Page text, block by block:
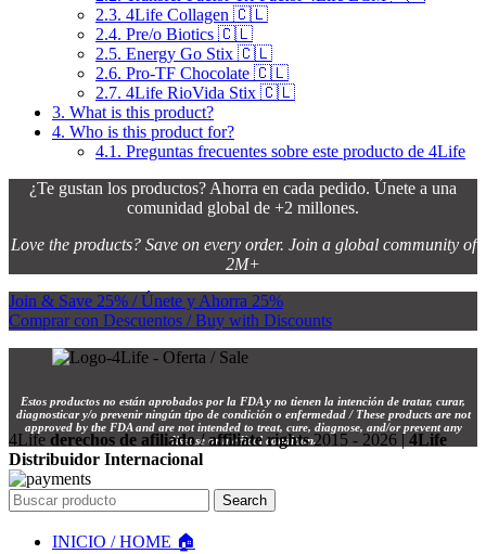
2.3. 4Life Collagen 🇨🇱
2.4. Pre/o Biotics 🇨🇱
2.5. Energy Go Stix 🇨🇱
2.6. Pro-TF Chocolate 🇨🇱
2.7. 4Life RioVida Stix 🇨🇱
3. What is this product?
4. Who is this product for?
4.1. Preguntas frecuentes sobre este producto de 4Life
¿Te gustan los productos? Ahorra en cada pedido. Únete a una
comunidad global de +2 millones.
Love the products? Save on every order. Join a global community of
2M+
Join & Save 25% / Únete y Ahorra 25%
Comprar con Descuentos / Buy with Discounts
Estos productos no están aprobados por la FDA y no tienen la intención de tratar, curar,
diagnosticar y/o prevenir ningún tipo de condición o enfermedad / These products are not
approved by the FDA and are not intended to treat, cure, diagnose, and/or prevent any
disease or medical condition.
4Life derechos de afiliado / affiliate rights 2015 - 2026 |4Life
Distribuidor Internacional
Search
INICIO / HOME 🏠